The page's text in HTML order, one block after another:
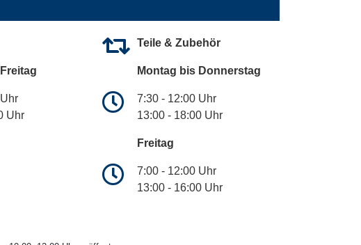
Uhr
Teile & Zubehör
Montag bis Donnerstag
7:30 - 12:00 Uhr
13:00 - 18:00 Uhr
Freitag
7:00 - 12:00 Uhr
13:00 - 16:00 Uhr